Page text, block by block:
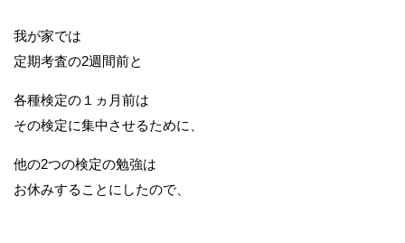
我が家では
定期考査の2週間前と
各種検定の１ヵ月前は
その検定に集中させるために、
他の2つの検定の勉強は
お休みすることにしたので、